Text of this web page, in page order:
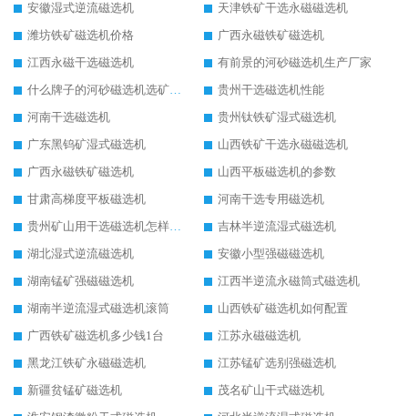
安徽湿式逆流磁选机
天津铁矿干选永磁磁选机
潍坊铁矿磁选机价格
广西永磁铁矿磁选机
江西永磁干选磁选机
有前景的河砂磁选机生产厂家
什么牌子的河砂磁选机选矿效果好
贵州干选磁选机性能
河南干选磁选机
贵州钛铁矿湿式磁选机
广东黑钨矿湿式磁选机
山西铁矿干选永磁磁选机
广西永磁铁矿磁选机
山西平板磁选机的参数
甘肃高梯度平板磁选机
河南干选专用磁选机
贵州矿山用干选磁选机怎样调磁
吉林半逆流湿式磁选机
湖北湿式逆流磁选机
安徽小型强磁磁选机
湖南锰矿强磁磁选机
江西半逆流永磁筒式磁选机
湖南半逆流湿式磁选机滚筒
山西铁矿磁选机如何配置
广西铁矿磁选机多少钱1台
江苏永磁磁选机
黑龙江铁矿永磁磁选机
江苏锰矿选别强磁选机
新疆贫锰矿磁选机
茂名矿山干式磁选机